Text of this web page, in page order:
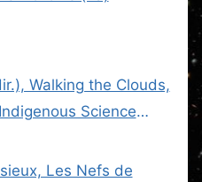
Walking the Clouds,
Science
Les Nefs de